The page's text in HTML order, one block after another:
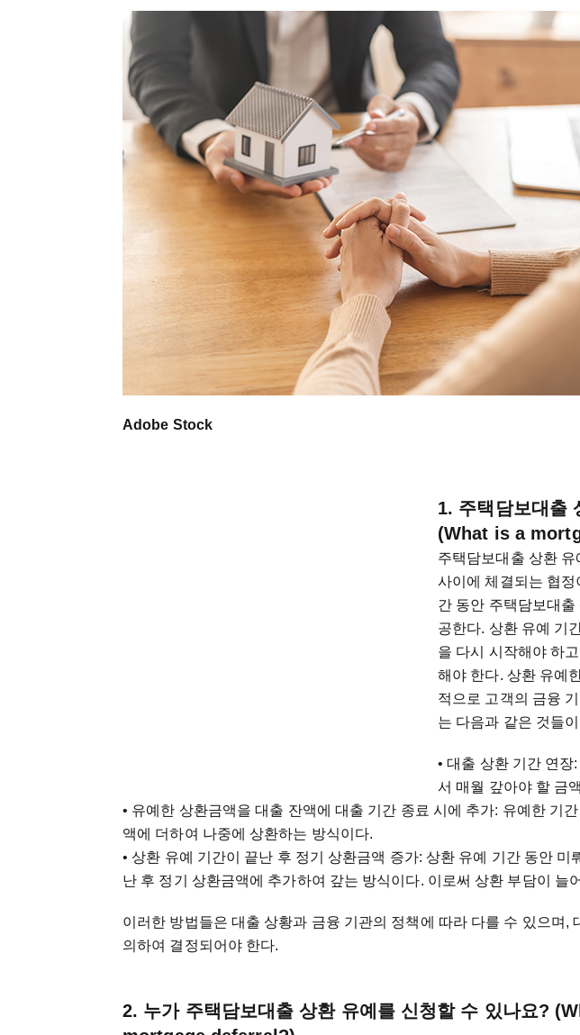
Adobe Stock
1. 주택담보대출
(What is a
주택담보대출 상환
사이에 체결되는 협정
간 동안 주택담보대출
공한다. 상환 유예 기
을 다시 시작해야 하
해야 한다. 상환 유예
적으로 고객의 금융
는 다음과 같은 것들
• 대출 상환 기간 연장
서 매월 갚아야 할 금
• 유예한 상환금액을 대출 잔액에 대출 기간 종료 시에 추가: 유예한 기
액에 더하여 나중에 상환하는 방식이다.
• 상환 유예 기간이 끝난 후 정기 상환금액 증가: 상환 유예 기간 동안 미
난 후 정기 상환금액에 추가하여 갚는 방식이다. 이로써 상환 부담이 늘
이러한 방법들은 대출 상황과 금융 기관의 정책에 따라 다를 수 있으며,
의하여 결정되어야 한다.
2. 누가 주택담보대출 상환 유예를 신청할 수 있나요?